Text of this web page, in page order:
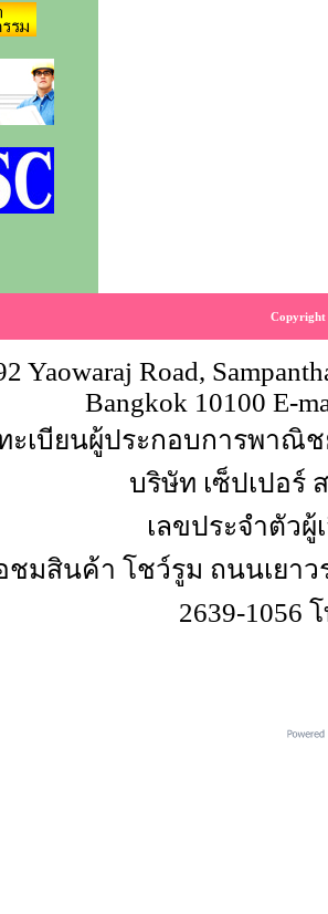
Copyright
Yaowaraj Road,
Bangkok 10100 E-
ะเบียนผู้ประกอบการพาณิช
บริษัท เซ็ปเปอร์
เลขประจำตัวผู้
มสินค้า โชว์รูม ถนนเยาวร
2639-1056